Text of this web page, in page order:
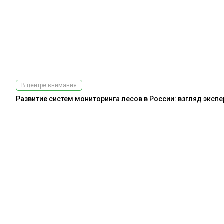
В центре внимания
Развитие систем мониторинга лесов в России: взгляд